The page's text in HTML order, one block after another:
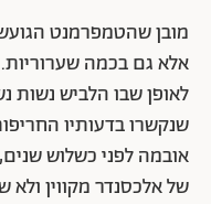
מובן שהטמפרמנט
אלא גם בכמה שערוריות.
לאופן שבו הלביש נשות
שנקשרו בדעותיו
אובמה לפני כשלוש
של אלכסנדר מקווין